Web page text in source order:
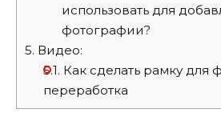
использовать для
фотографии?
5. Видео:
5.1. Как сделать рамку для
переработка